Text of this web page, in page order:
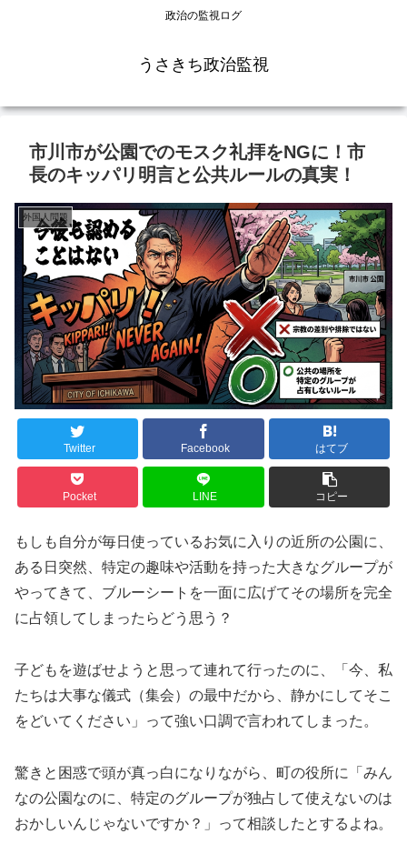
政治の監視ログ
うさきち政治監視
市川市が公園でのモスク礼拝をNGに！市
長のキッパリ明言と公共ルールの真実！
外国人問題
Twitter Facebook はてブ
Pocket LINE コピー
もしも自分が毎日使っているお気に入りの近所の公園に、
ある日突然、特定の趣味や活動を持った大きなグループが
やってきて、ブルーシートを一面に広げてその場所を完全
に占領してしまったらどう思う？
子どもを遊ばせようと思って連れて行ったのに、「今、私
たちは大事な儀式（集会）の最中だから、静かにしてそこ
をどいてください」って強い口調で言われてしまった。
驚きと困惑で頭が真っ白になりながら、町の役所に「みん
なの公園なのに、特定のグループが独占して使えないのは
おかしいんじゃないですか？」って相談したとするよね。